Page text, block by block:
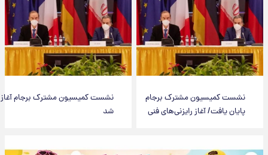
نشست کمیسیون مشترک برجام
پایان یافت/ آغاز رایزنی‌های فنی
نشست کمیسیون مشترک برجام‌ آغاز
شد